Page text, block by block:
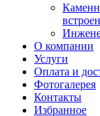
О компании
Услуги
Оплата и
Фотогалерея
Контакты
Избранное